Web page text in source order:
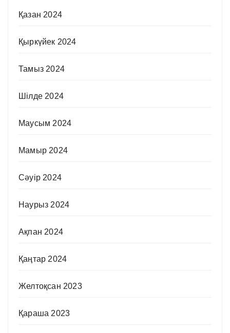
Қазан 2024
Қыркүйек 2024
Тамыз 2024
Шілде 2024
Маусым 2024
Мамыр 2024
Сәуір 2024
Наурыз 2024
Ақпан 2024
Қаңтар 2024
Желтоқсан 2023
Қараша 2023